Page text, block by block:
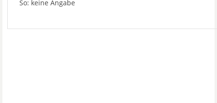
So: keine Angabe